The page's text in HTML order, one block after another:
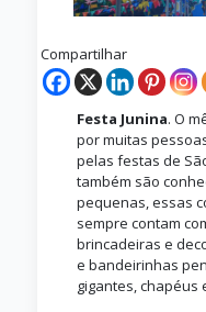
Compartilhar
Festa Junina. O
por muitas
pelas festas de
também são
pequenas, essas
sempre contam
brincadeiras e
e bandeirinhas
gigantes, chapéus